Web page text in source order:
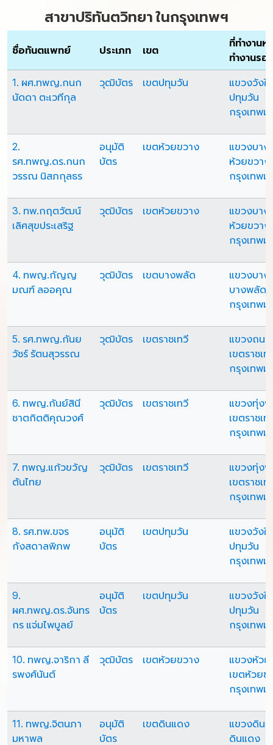
สาขาปริทันตวิทยา ในกรุงเทพฯ
ชื่อทันตแพทย์ ประเภท เขต
ที่ทำงานห
ทำงานรอ
1. ผศ.ทพญ.กนก
นัดดา ตะเวทีกุล
วุฒิบัตร เขตปทุมวัน
แขวงวังใ
ปทุมวัน
กรุงเทพม
2.
รศ.ทพญ.ดร.กนก
วรรณ นิสภกุลธร
อนุมัติ
บัตร
เขตห้วยขวาง
แขวงบาง
ห้วยขวาง
กรุงเทพม
3. ทพ.กฤตวัฒน์
เลิศสุขประเสริฐ
วุฒิบัตร เขตห้วยขวาง
แขวงบาง
ห้วยขวาง
กรุงเทพม
4. ทพญ.กัญญ
มณฑ์ ลออคุณ
วุฒิบัตร เขตบางพลัด
แขวงบาง
บางพลัด
กรุงเทพม
5. รศ.ทพญ.กันย
วัชร์ รัตนสุวรรณ
วุฒิบัตร เขตราชเทวี
แขวงถน
เขตราชเท
กรุงเทพม
6. ทพญ.กันย์สินี
ชาตกิตติคุณวงศ์
วุฒิบัตร เขตราชเทวี
แขวงทุ่ง
เขตราชเท
กรุงเทพม
7. ทพญ.แก้วขวัญ
ตันไทย
วุฒิบัตร เขตราชเทวี
แขวงทุ่ง
เขตราชเท
กรุงเทพม
8. รศ.ทพ.ขจร
กังสดาลพิภพ
อนุมัติ
บัตร
เขตปทุมวัน
แขวงวังใ
ปทุมวัน
กรุงเทพม
9.
ผศ.ทพญ.ดร.จันทร
กร แจ่มไพบูลย์
อนุมัติ
บัตร
เขตปทุมวัน
แขวงวังใ
ปทุมวัน
กรุงเทพม
10. ทพญ.จาริกา ลี
รพงศ์นันต์
วุฒิบัตร เขตห้วยขวาง
แขวงห้วย
เขตห้วยข
กรุงเทพม
11. ทพญ.จิตนภา
มหาพล
อนุมัติ
บัตร
เขตดินแดง
แขวงดินแ
ดินแดง